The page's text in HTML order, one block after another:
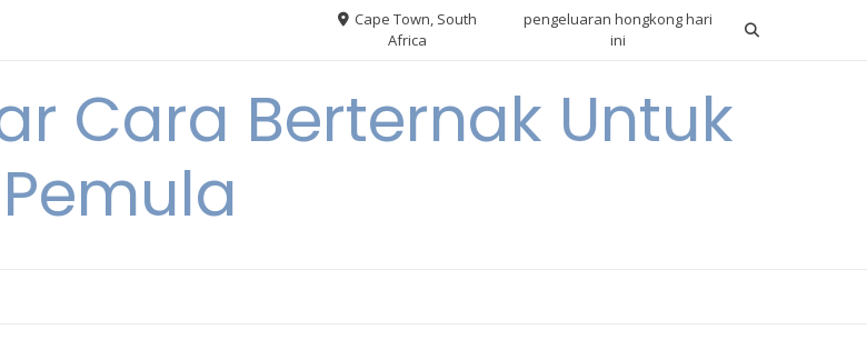
Cape Town, South
Africa
pengeluaran hongkong hari
ini
Cara Berternak Untuk
Pemula